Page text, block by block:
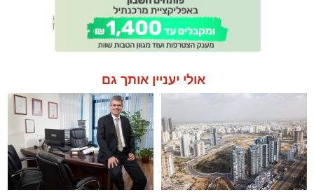
אולי יעניין אותך גם